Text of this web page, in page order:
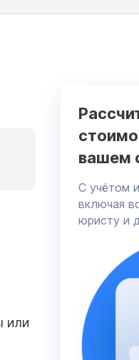
или
вашем
C учётом
включая
юристу и